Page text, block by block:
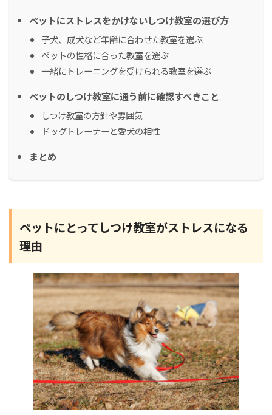
ペットにストレスをかけないしつけ教室の選び方
子犬、成犬など年齢に合わせた教室を選ぶ
ペットの性格に合った教室を選ぶ
一緒にトレーニングを受けられる教室を選ぶ
ペットのしつけ教室に通う前に確認すべきこと
しつけ教室の方針や雰囲気
ドッグトレーナーと愛犬の相性
まとめ
ペットにとってしつけ教室がストレスになる
理由